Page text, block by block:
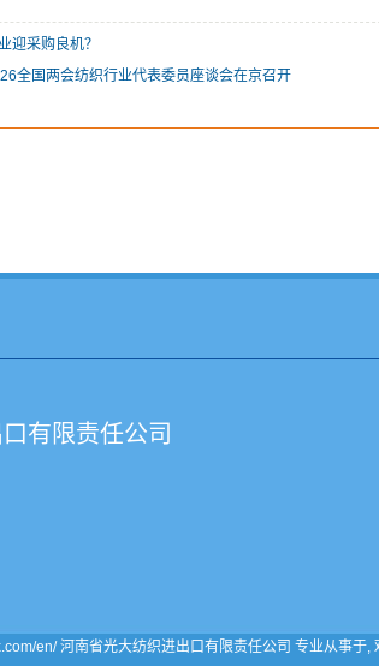
迎采购良机？
全国两会纺织行业代表委员座谈会在京召开
有限责任公司
en/ 河南省光大纺织进出口有限责任公司 专业从事于,